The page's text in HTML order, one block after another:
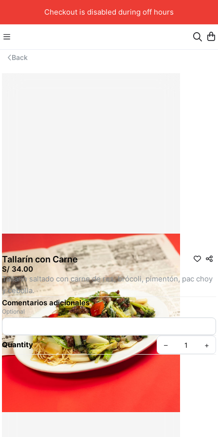
Checkout is disabled during off hours
Back
Tallarín con Carne
S/ 34.00
Tallarín saltado con carne de res, brócoli, pimentón, pac choy
y cebolla.
Comentarios adicionales
Optional
Quantity – +